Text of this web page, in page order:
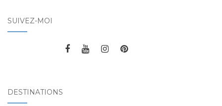
SUIVEZ-MOI
DESTINATIONS